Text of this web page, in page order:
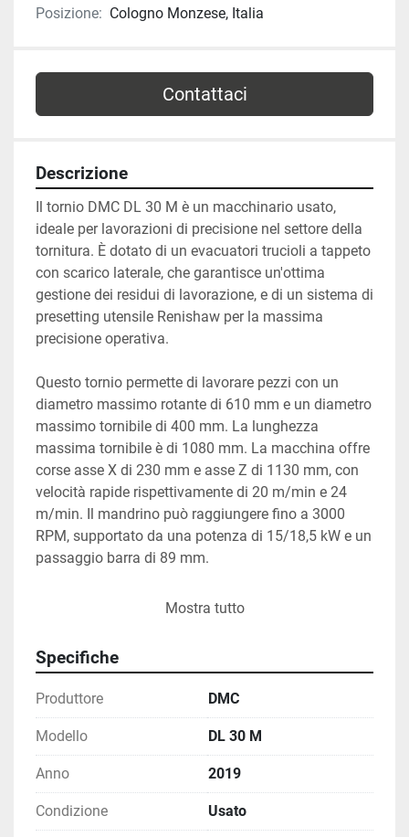
Posizione: Cologno Monzese, Italia
Contattaci
Descrizione
Il tornio DMC DL 30 M è un macchinario usato,
ideale per lavorazioni di precisione nel settore della
tornitura. È dotato di un evacuatori trucioli a tappeto
con scarico laterale, che garantisce un'ottima
gestione dei residui di lavorazione, e di un sistema di
presetting utensile Renishaw per la massima
precisione operativa.
Questo tornio permette di lavorare pezzi con un
diametro massimo rotante di 610 mm e un diametro
massimo tornibile di 400 mm. La lunghezza
massima tornibile è di 1080 mm. La macchina offre
corse asse X di 230 mm e asse Z di 1130 mm, con
velocità rapide rispettivamente di 20 m/min e 24
m/min. Il mandrino può raggiungere fino a 3000
RPM, supportato da una potenza di 15/18,5 kW e un
passaggio barra di 89 mm.
La torretta portautensili dispone di 12 posizioni BTM
scelta solida per chi cerca affidabilità e precisione
nelle operazioni di lavorazione di pezzi metallici.
Mostra tutto
Specifiche
Produttore DMC
Modello DL 30 M
Anno 2019
Condizione Usato